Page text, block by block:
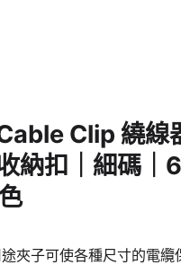
Clip 繞線
納扣｜細碼｜
夾子可使各種尺寸的電纜